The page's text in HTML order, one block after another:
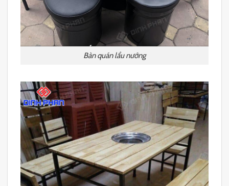
Bàn quán lẩu nướng